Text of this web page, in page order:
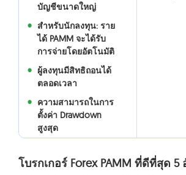
บัญชีขนาดใหญ่
สำหรับนักลงทุน: ราย
ได้ PAMM จะได้รับ
การจ่ายโดยอัตโนมัติ
ผู้ลงทุนมีสิทธิถอนได้
ตลอดเวลา
ความสามารถในการ
ตั้งค่า Drawdown
สูงสุด
โบรกเกอร์ Forex PAMM ที่ดีที่สุด